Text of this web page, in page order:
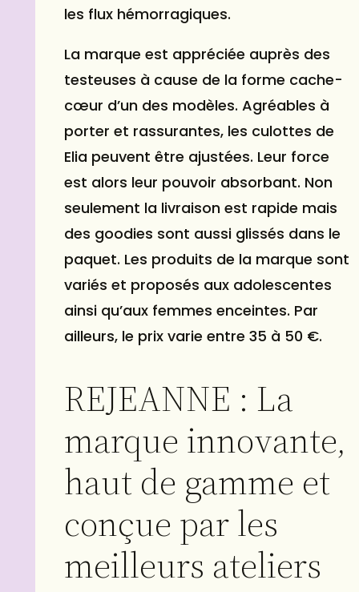
les flux hémorragiques.
La marque est appréciée auprès des
testeuses à cause de la forme cache-
cœur d’un des modèles. Agréables à
porter et rassurantes, les culottes de
Elia peuvent être ajustées. Leur force
est alors leur pouvoir absorbant. Non
seulement la livraison est rapide mais
des goodies sont aussi glissés dans le
paquet. Les produits de la marque sont
variés et proposés aux adolescentes
ainsi qu’aux femmes enceintes. Par
ailleurs, le prix varie entre 35 à 50 €.
REJEANNE : La
marque innovante,
haut de gamme et
conçue par les
meilleurs ateliers